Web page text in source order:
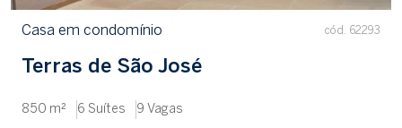
Casa em condomínio cód. 62293
Terras de São José
850 m² 6 Suítes 9 Vagas